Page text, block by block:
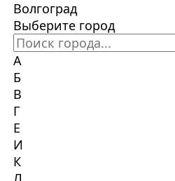
Волгоград
Выберите город
А
Б
В
Г
Е
И
К